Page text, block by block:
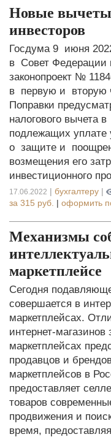
Новые вычеты
инвесторов
Госдума 9 июня
в Совет Федерации
законопроект №
в первую и вторую
Поправки
налогового вычета
подлежащих уплате
о защите и
возмещения его
инвестиционного
17.06.2022 | бухгалтеру |
за 315 руб. | оформить
Механизмы
маркетплейсе
Сегодня
совершается в
маркетплейсах.
интернет-
маркетплейсах
продавцов и
маркетплейсов в
предоставляет
товаров
продвижения и
время,